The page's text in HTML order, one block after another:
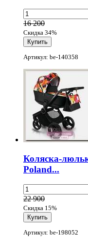
16 200
Скидка 34%
Артикул: be-140358
Коляска-
Poland...
22 900
Скидка 15%
Артикул: be-198052